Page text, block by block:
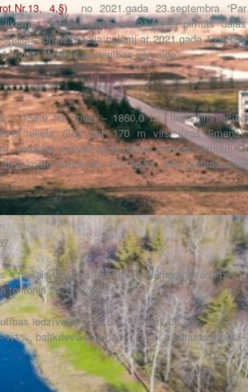
4.§)no 2021.gada 23.septembra “Par
„Par pašvaldībām” 21.panta pirmās daļas
administrācija nolemj ar 2021.gada 1.oktobri
uz “Maltas apvienības pārvalde”.
– 158.9 ha, meži – 1860,0 ha, lauksaimniecībā
reljefs (līdz pat 170 m virs jūras līmeņa).
veidojas mozaīkveida dabas ainavas. Atpūtnieki
sakopto krastmalu, tīro ūdeni, labu piebraucamo
ir trešais lielākais radītājs Rēzeknes novadā pēc
teritorijā 24,1cilv/km2.
iedzīvotāji – 52,5%, latvieši -38,7%,
baltkrievu tautības – 1,4%, čigānu tautības –